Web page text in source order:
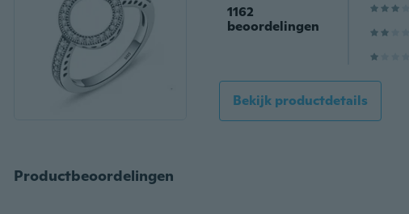
1162
beoordelingen
Bekijk productdetails
Productbeoordelingen